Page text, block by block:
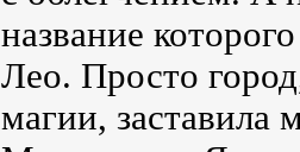
название
Лео. Просто
магии, заставила